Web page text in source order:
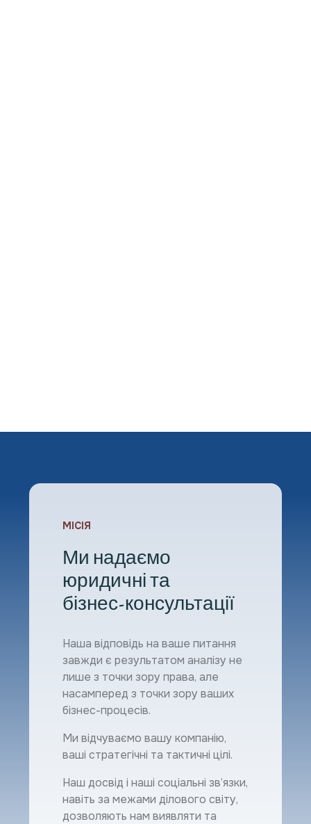
МІСІЯ
Ми надаємо
юридичні та
бізнес-консультації
Наша відповідь на ваше питання
завжди є результатом аналізу не
лише з точки зору права, але
насамперед з точки зору ваших
бізнес-процесів.
Ми відчуваємо вашу компанію,
ваші стратегічні та тактичні цілі.
Наш досвід і наші соціальні зв’язки,
навіть за межами ділового світу,
дозволяють нам виявляти та